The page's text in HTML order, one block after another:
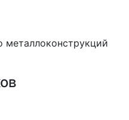
металлоконструкций